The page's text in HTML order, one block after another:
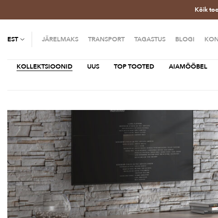
Kõik
EST JÄRELMAKS TRANSPORT TAGASTUS BLOGI
KOLLEKTSIOONID UUS TOP TOOTED AIAMÖÖBEL